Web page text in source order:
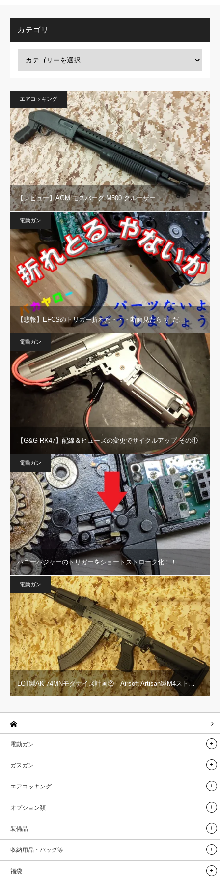
カテゴリ
エアコッキング
【レビュー】AGM モスバーグ M500 クルーザー
電動ガン
【悲報】EFCSのトリガー折れた・・・断面見たら”す”だ…
電動ガン
【G&G RK47】配線＆ヒューズの変更でサイクルアップ その①
電動ガン
ハニーバジャーのトリガーをショートストローク化！！
電動ガン
LCT製AK-74MNモダナイズ計画② Airsoft Artisan製M4スト…
電動ガン
ガスガン
エアコッキング
オプション類
装備品
収納用品・バッグ等
福袋